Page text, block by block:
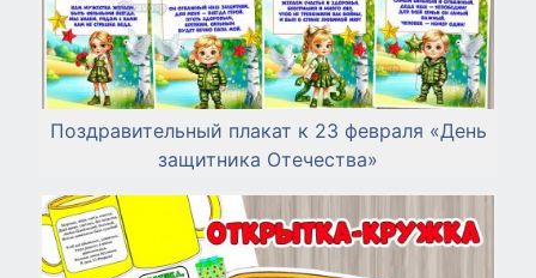
Поздравительный плакат к 23 февраля «День
защитника Отечества»